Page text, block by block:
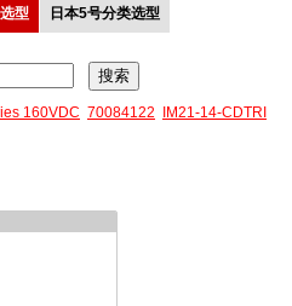
型 日本5号分类选型
160VDC 70084122 IM21-14-CDTRI